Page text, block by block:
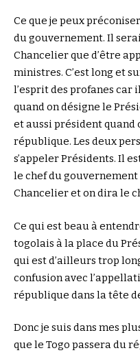
Ce que je peux
du gouvernement. Il
Chancelier que d’être
ministres. C’est long et
l’esprit des profanes car
quand on désigne le
et aussi président quand
république. Les deux
s’appeler Présidents. Il
le chef du
Chancelier et on dira le
Ce qui est beau à
togolais à la place du
qui est d’ailleurs trop
confusion avec
république dans la tête
Donc je suis dans mes
que le Togo passera du